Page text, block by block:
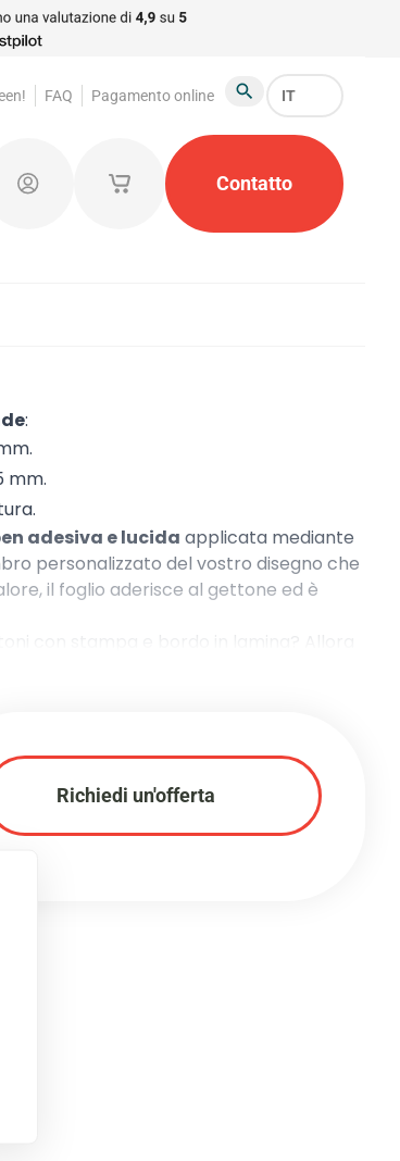
FAQ Pagamento online
Cerca
IT
Prodotti promozionali
Connetti I miei carrelli salvati
Contatto
:
mm.
adesiva e lucida applicata mediante
personalizzato del vostro disegno che
il foglio aderisce al gettone ed è
con stampa e bordo in lamina? Allora
Richiedi un'offerta